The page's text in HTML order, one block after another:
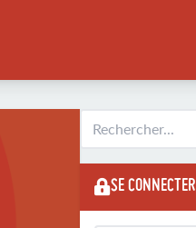
SE CONNECTER